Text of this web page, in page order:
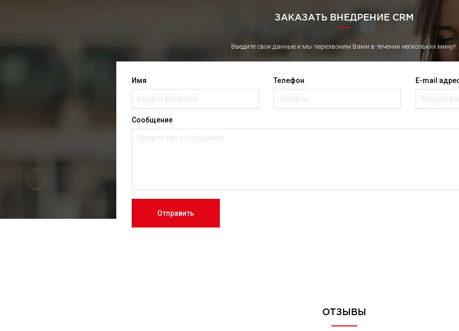
ЗАКАЗАТЬ ВНЕДРЕНИЕ CRM
Введите свои данные и мы перезвоним Вами в течении нескольких минут.
Имя Телефон E-mail
Сообщение
Отправить
ОТЗЫВЫ